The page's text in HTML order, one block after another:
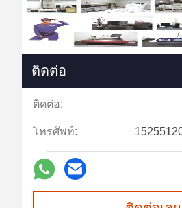
ติดต่อ
ติดต่อ:
โทรศัพท์: